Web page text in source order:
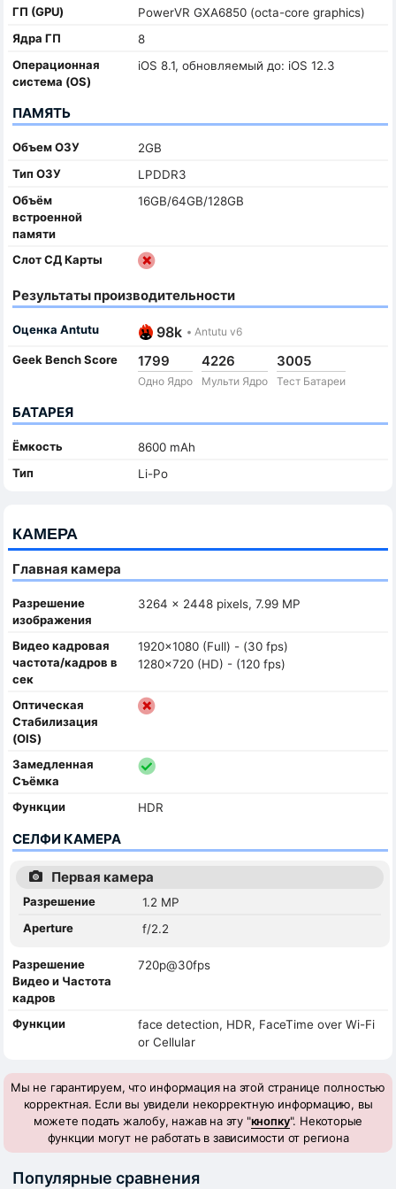
ГП (GPU)
PowerVR GXA6850 (octa-core graphics)
Ядра ГП
8
Oперационная
система (OS)
iOS 8.1, обновляемый до: iOS 12.3
ПАМЯТЬ
Объем ОЗУ
2GB
Тип ОЗУ
LPDDR3
Объём
встроенной
памяти
16GB/64GB/128GB
Слот СД Карты
Результаты производительности
Оценка Antutu 98k • Antutu v6
Geek Bench Score 1799
Одно Ядро
4226
Мульти Ядро
3005
Тест Батареи
БАТАРЕЯ
Ёмкость
8600 mAh
Тип
Li-Po
КАМЕРА
Главная камера
Разрешение
изображения
3264 x 2448 pixels, 7.99 MP
Видео кадровая
частота/кадров в
сек
1920x1080 (Full) - (30 fps)
1280x720 (HD) - (120 fps)
Оптическая
Стабилизация
(OIS)
Замедленная
Съёмка
Функции
HDR
СЕЛФИ КАМЕРА
Первая камера
Разрешение
1.2 MP
Aperture
f/2.2
Разрешение
Видео и Частота
кадров
720p@30fps
Функции
face detection, HDR, FaceTime over Wi-Fi
or Cellular
Мы не гарантируем, что информация на этой странице полностью
корректная. Если вы увидели некорректную информацию, вы
можете подать жалобу, нажав на эту "кнопку". Некоторые
функции могут не работать в зависимости от региона
Популярные сравнения